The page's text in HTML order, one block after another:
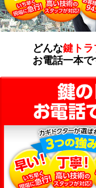
どんな鍵トラ
お電話一本